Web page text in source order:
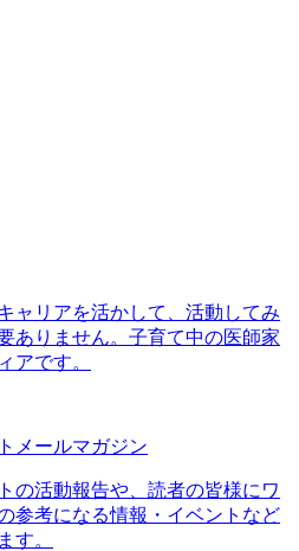
ャリアを活かして、活動してみ
ありません。子育て中の医師家
アです。
メールマガジン
の活動報告や、読者の皆様にワ
参考になる情報・イベントなど
す。